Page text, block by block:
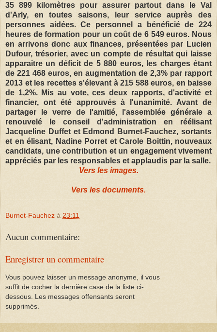
35 899 kilomètres pour assurer partout dans le Val
d'Arly, en toutes saisons, leur service auprès des
personnes aidées. Ce personnel a bénéficié de 224
heures de formation pour un coût de 6 549 euros. Nous
en arrivons donc aux finances, présentées par Lucien
Dufour, trésorier, avec un compte de résultat qui laisse
apparaitre un déficit de 5 880 euros, les charges étant
de 221 468 euros, en augmentation de 2,3% par rapport
2013 et les recettes s'élevant à 215 588 euros, en baisse
de 1,2%. Mis au vote, ces deux rapports, d'activité et
financier, ont été approuvés à l'unanimité. Avant de
partager le verre de l'amitié, l'assemblée générale a
renouvelé le conseil d'administration en réélisant
Jacqueline Duffet et Edmond Burnet-Fauchez, sortants
et en élisant, Nadine Porret et Carole Boittin, nouveaux
candidats, une contribution et un engagement vivement
appréciés par les responsables et applaudis par la salle.
Vers les images.
Vers les documents.
Burnet-Fauchez à 23:11
Aucun commentaire:
Enregistrer un commentaire
Vous pouvez laisser un message anonyme, il vous
suffit de cocher la dernière case de la liste ci-
dessous. Les messages offensants seront
supprimés.